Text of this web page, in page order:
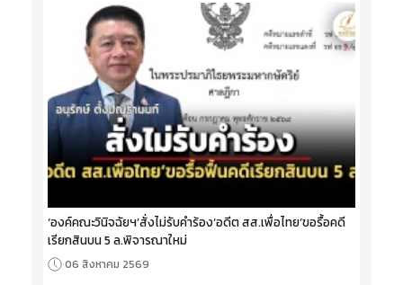
‘องค์คณะวินิจฉัยฯ’สั่งไม่รับคำร้อง‘อดีต สส.เพื่อไทย’ขอรื้อคดี
เรียกสินบน 5 ล.พิจารณาใหม่
06 สิงหาคม 2569